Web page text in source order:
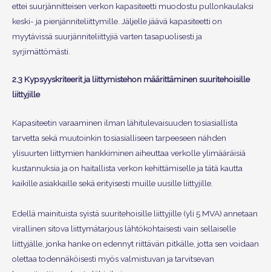
ettei suurjännitteisen verkon kapasiteetti muodostu pullonkaulaksi
keski- ja pienjänniteliittymille. Jäljelle jäävä kapasiteetti on
myytävissä suurjänniteliittyjiä varten tasapuolisesti ja
syrjimättömästi.
2.3 Kypsyyskriteerit ja liittymistehon määrittäminen suuritehoisille
liittyjille
Kapasiteetin varaaminen ilman lähitulevaisuuden tosiasiallista
tarvetta sekä muutoinkin tosiasialliseen tarpeeseen nähden
ylisuurten liittymien hankkiminen aiheuttaa verkolle ylimääräisiä
kustannuksia ja on haitallista verkon kehittämiselle ja tätä kautta
kaikille asiakkaille sekä erityisesti muille uusille liittyjille.
Edellä mainituista syistä suuritehoisille liittyjille (yli 5 MVA) annetaan
virallinen sitova liittymätarjous lähtökohtaisesti vain sellaiselle
liittyjälle, jonka hanke on edennyt riittävän pitkälle, jotta sen voidaan
olettaa todennäköisesti myös valmistuvan ja tarvitsevan